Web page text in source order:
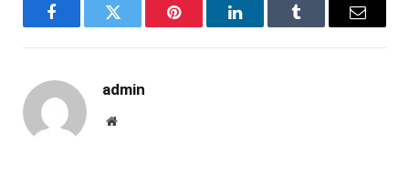
FacebookTwitter Pinterest LinkedInTumblr Email
admin
Website